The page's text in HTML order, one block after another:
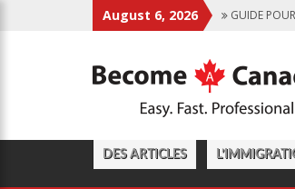
August 6, 2026 GUIDE
MONTRÉAL
DES ARTICLES